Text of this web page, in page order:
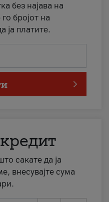
без најава на
бројот на
ја платите.
сакате да ја
внесувајте сума